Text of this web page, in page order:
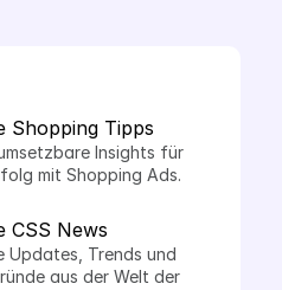
Shopping Tipps
Insights für
mit Shopping Ads.
CSS News
Updates, Trends und
aus der Welt der